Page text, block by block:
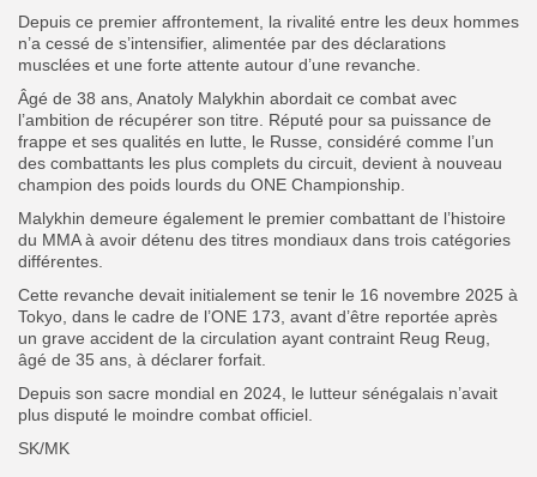
Depuis ce premier affrontement, la rivalité entre les deux hommes
n’a cessé de s’intensifier, alimentée par des déclarations
musclées et une forte attente autour d’une revanche.
Âgé de 38 ans, Anatoly Malykhin abordait ce combat avec
l’ambition de récupérer son titre. Réputé pour sa puissance de
frappe et ses qualités en lutte, le Russe, considéré comme l’un
des combattants les plus complets du circuit, devient à nouveau
champion des poids lourds du ONE Championship.
Malykhin demeure également le premier combattant de l’histoire
du MMA à avoir détenu des titres mondiaux dans trois catégories
différentes.
Cette revanche devait initialement se tenir le 16 novembre 2025 à
Tokyo, dans le cadre de l’ONE 173, avant d’être reportée après
un grave accident de la circulation ayant contraint Reug Reug,
âgé de 35 ans, à déclarer forfait.
‎Depuis son sacre mondial en 2024, le lutteur sénégalais n’avait
plus disputé le moindre combat officiel.
SK/MK